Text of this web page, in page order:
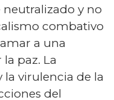
y no
combativo
a una
paz. La
virulencia de la
del